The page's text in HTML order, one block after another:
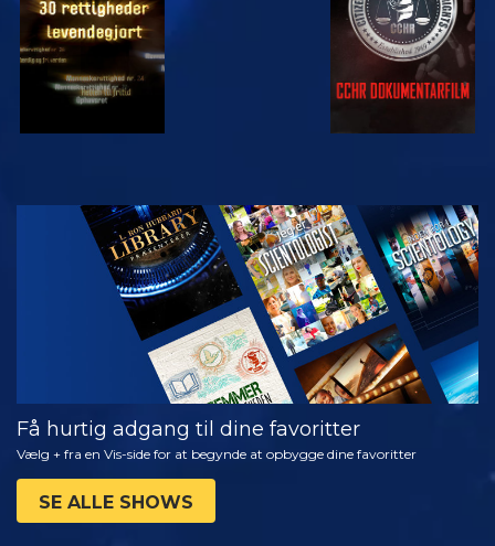
SE
UDFORSK
SERIEN
Få hurtig adgang til dine favoritter
Vælg + fra en Vis-side for at begynde at opbygge dine favoritter
SE ALLE SHOWS